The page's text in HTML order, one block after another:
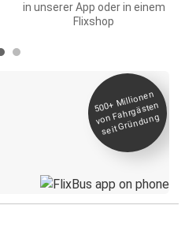
in unserer App oder in einem
Flixshop
500+
Millionen
von Fahrgästen
seit
Gründung